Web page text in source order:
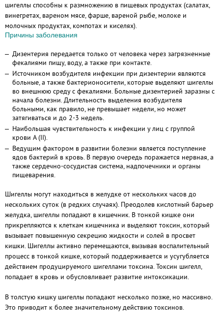
шигеллы способны к размножению в пищевых продуктах (салатах,
винегретах, вареном мясе, фарше, вареной рыбе, молоке и
молочных продуктах, компотах и киселях).
Причины заболевания
Дизентерия передается только от человека через загрязненные
фекалиями пищу, воду, а также при контакте.
Источником возбудителя инфекции при дизентерии являются
больные, а также бактерионосители, которые выделяют шигеллы
во внешнюю среду с фекалиями. Больные дизентерией заразны с
начала болезни. Длительность выделения возбудителя
больными, как правило, не превышает недели, но может
затягиваться и до 2-3 недель.
Наибольшая чувствительность к инфекции у лиц с группой
крови А (II).
Ведущим фактором в развитии болезни является поступление
ядов бактерий в кровь. В первую очередь поражается нервная, а
также сердечно-сосудистая система, надпочечники и органы
пищеварения.
Шигеллы могут находиться в желудке от нескольких часов до
нескольких суток (в редких случаях). Преодолев кислотный барьер
желудка, шигеллы попадают в кишечник. В тонкой кишке они
прикрепляются к клеткам кишечника и выделяют токсин, который
вызывает повышенную секрецию жидкости и солей в просвет
кишки. Шигеллы активно перемещаются, вызывая воспалительный
процесс в тонкой кишке, который поддерживается и усугубляется
действием продуцируемого шигеллами токсина. Токсин шигелл,
попадает в кровь и обусловливает развитие интоксикации.
В толстую кишку шигеллы попадают несколько позже, но массивно.
Это приводит к более значительному действию токсинов.